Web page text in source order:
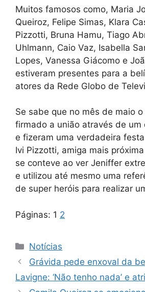
Muitos famosos como, Maria
Queiroz, Felipe Simas, Klara
Pizzotti, Bruna Hamu, Tiago
Uhlmann, Caio Vaz, Isabella
Lopes, Vanessa Giácomo e
estiveram presentes para a
atores da Rede Globo de
Se sabe que no mês de maio
firmado a união através de um
e fizeram uma verdadeira
Ivi Pizzotti, amiga mais
se conteve ao ver Jeniffer
e utilizou até mesmo uma
de super heróis para realizar
Páginas: 1 2
Categorias
Notícias
Grávida pede enxoval da
Lavigne: ‘Não tenho nada’ e